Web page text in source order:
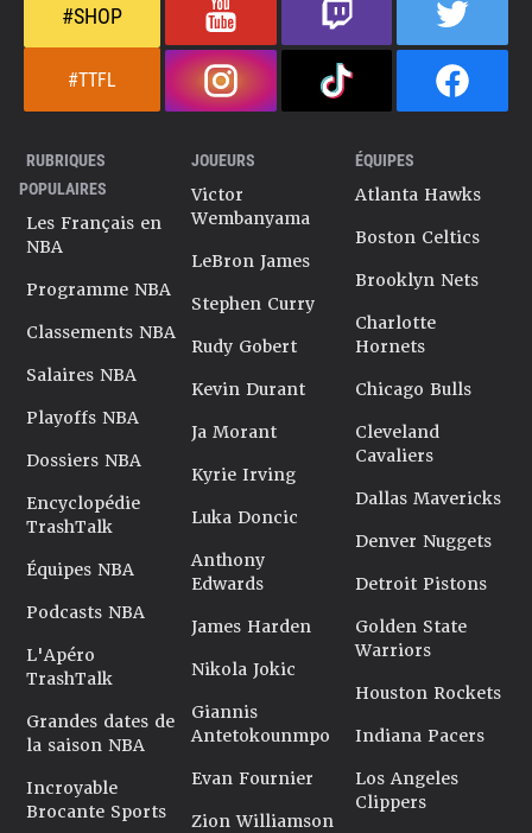
#SHOP
#TTFL
RUBRIQUES
POPULAIRES
Les Français en
NBA
Programme NBA
Classements NBA
Salaires NBA
Playoffs NBA
Dossiers NBA
Encyclopédie
TrashTalk
Équipes NBA
Podcasts NBA
L'Apéro
TrashTalk
Grandes dates de
la saison NBA
Incroyable
Brocante Sports
JOUEURS
Victor
Wembanyama
LeBron James
Stephen Curry
Rudy Gobert
Kevin Durant
Ja Morant
Kyrie Irving
Luka Doncic
Anthony
Edwards
James Harden
Nikola Jokic
Giannis
Antetokounmpo
Evan Fournier
Zion Williamson
ÉQUIPES
Atlanta Hawks
Boston Celtics
Brooklyn Nets
Charlotte
Hornets
Chicago Bulls
Cleveland
Cavaliers
Dallas Mavericks
Denver Nuggets
Detroit Pistons
Golden State
Warriors
Houston Rockets
Indiana Pacers
Los Angeles
Clippers